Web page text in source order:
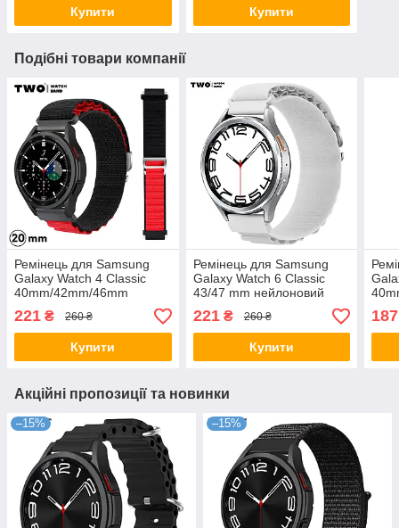
Купити Купити
Подібні товари компанії
Ремінець для Samsung
Galaxy Watch 4 Classic
40mm/42mm/46mm
нейлоновий Чорний з
червоним
221 ₴ 260 ₴
Купити
Ремінець для Samsung
Galaxy Watch 6 Classic
43/47 mm нейлоновий
Білий
221₴ 260 ₴
Купити
187
Акційні пропозиції та новинки
–15% –15%